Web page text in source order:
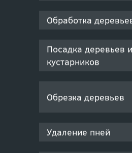
Обработка
Посадка деревьев и
кустарников
Обрезка деревьев
Удаление пней